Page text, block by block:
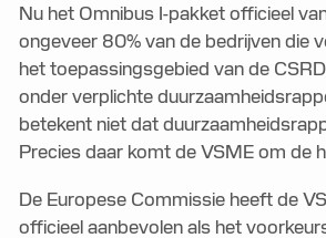
Nu het Omnibus I-pakket officieel
ongeveer 80% van de bedrijven die
het toepassingsgebied van de
onder verplichte
betekent niet dat
Precies daar komt de VSME om de
De Europese Commissie heeft de
officieel aanbevolen als het